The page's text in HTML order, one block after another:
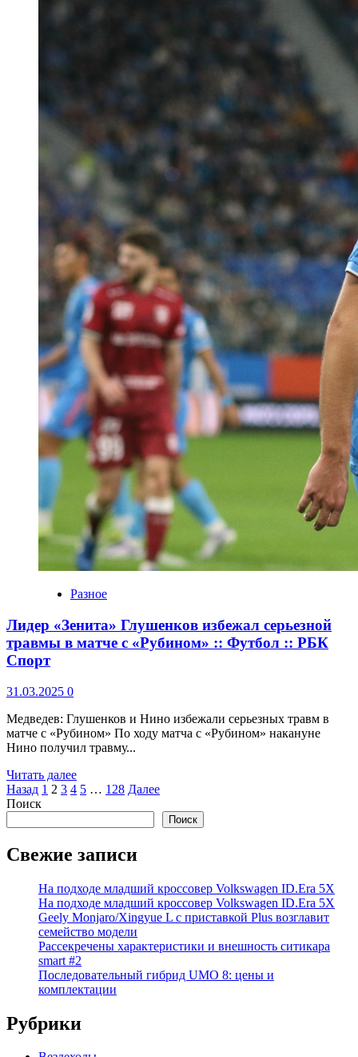
Разное
Лидер «Зенита» Глушенков избежал серьезной
травмы в матче с «Рубином» :: Футбол :: РБК
Спорт
31.03.2025 0
Медведев: Глушенков и Нино избежали серьезных травм в
матче с «Рубином» По ходу матча с «Рубином» накануне
Нино получил травму...
Читать далее
Пагинация
записей
Назад 1 2 3 4 5 … 128 Далее
Поиск
Поиск
Свежие записи
На подходе младший кроссовер Volkswagen ID.Era 5X
На подходе младший кроссовер Volkswagen ID.Era 5X
Geely Monjaro/Xingyue L с приставкой Plus возглавит
семейство модели
Рассекречены характеристики и внешность ситикара
smart #2
Последовательный гибрид UMO 8: цены и
комплектации
Рубрики